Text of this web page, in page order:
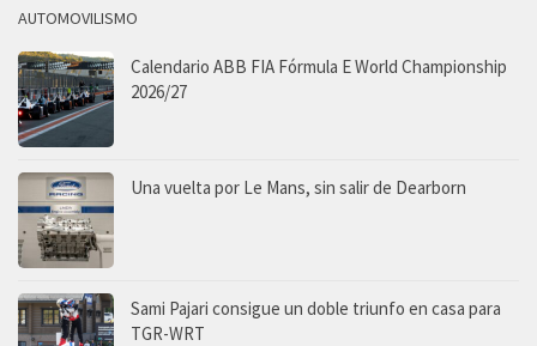
AUTOMOVILISMO
Calendario ABB FIA Fórmula E World Championship
2026/27
Una vuelta por Le Mans, sin salir de Dearborn
Sami Pajari consigue un doble triunfo en casa para
TGR-WRT